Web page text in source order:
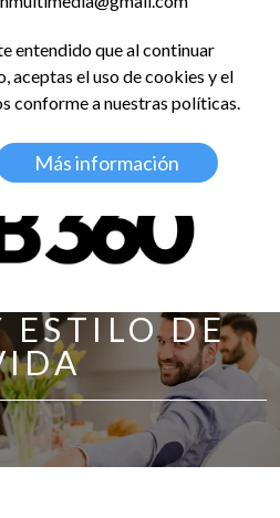
LinkedIn
ESTILO DE
entendido que al continuar
aceptas el uso de cookies y el
conforme a nuestras políticas.
Más información